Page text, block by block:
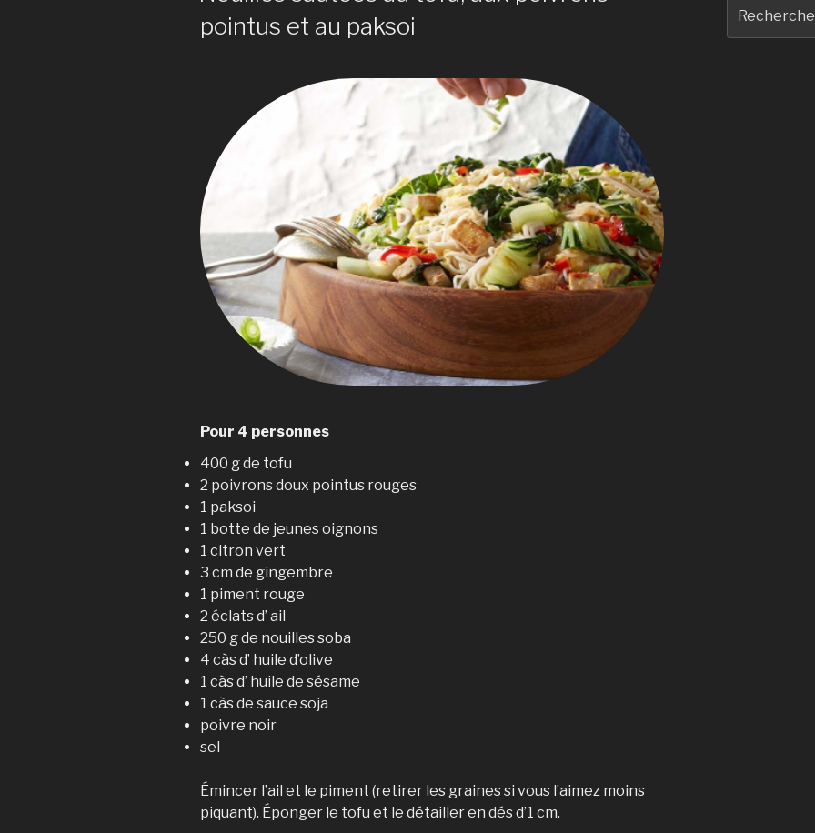
pointus et au paksoi
Pour 4 personnes
400 g de tofu
2 poivrons doux pointus rouges
1 paksoi
1 botte de jeunes oignons
1 citron vert
3 cm de gingembre
1 piment rouge
2 éclats d’ ail
250 g de nouilles soba
4 càs d’ huile d’olive
1 càs d’ huile de sésame
1 càs de sauce soja
poivre noir
sel
Émincer l’ail et le piment (retirer les graines si vous l’aimez moins
piquant). Éponger le tofu et le détailler en dés d’1 cm.
pour
: